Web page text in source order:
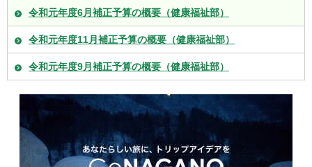
令和元年度6月補正予算の概要（健康福祉部）
令和元年度11月補正予算の概要（健康福祉部）
令和元年度9月補正予算の概要（健康福祉部）